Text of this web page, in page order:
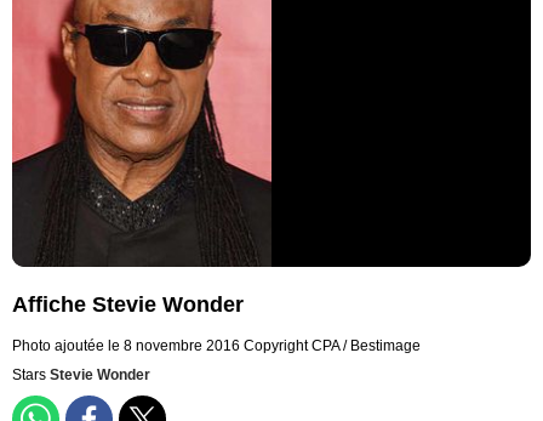
Affiche Stevie Wonder
Photo ajoutée le 8 novembre 2016 Copyright CPA / Bestimage
Stars Stevie Wonder